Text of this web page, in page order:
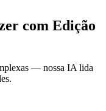
com Edição
— nossa IA lida